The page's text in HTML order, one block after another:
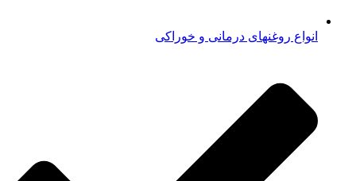
انواع روغنهای درمانی و خوراکی